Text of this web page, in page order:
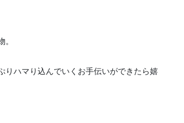
。
りハマり込んでいくお手伝いができたら嬉